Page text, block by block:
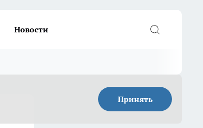
Новости
Принять